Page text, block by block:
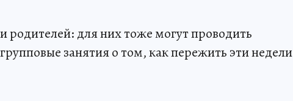
для них тоже могут проводить
занятия о том, как пережить эти недели